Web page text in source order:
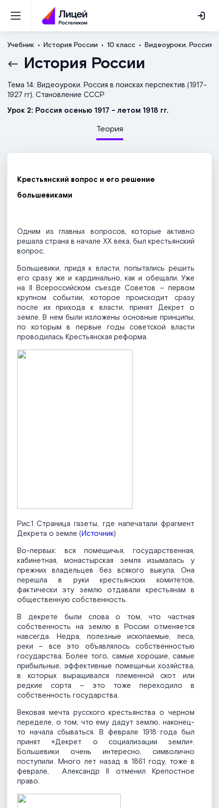
Учебник История России 10 класс Видеоуроки. Россия
История России
Тема 14: Видеоуроки. Россия в поисках перспектив (1917-
1927 гг). Становление СССР
Урок 2: Россия осенью 1917 - летом 1918 гг.
Теория
Крестьянский вопрос и его решение
большевиками
Одним из главных вопросов, которые активно
решала страна в начале XX века, был крестьянский
вопрос.
Большевики, придя к власти, попытались решить
его сразу же и кардинально, как и обещали. Уже
на II Всероссийском съезде Советов – первом
крупном событии, которое происходит сразу
после их прихода к власти, принят Декрет о
земле. В нем были изложены основные принципы,
по которым в первые годы советской власти
проводилась Крестьянская реформа.
Рис.1 Страница газеты, где напечатали фрагмент
Декрета о земле (Источник)
Во-первых: вся помещичья, государственная,
кабинетная, монастырская земля изымалась у
прежних владельцев без всякого выкупа. Она
перешла в руки крестьянских комитетов,
фактически эту землю отдавали крестьянам в
общественную собственность.
В декрете были слова о том, что частная
собственность на землю в России отменяется
навсегда. Недра, полезные ископаемые, леса,
реки – все это объявлялось собственностью
государства. Более того, самые хорошие, самые
прибыльные, эффективные помещичьи хозяйства,
в которых выращивался племенной скот или
редкие сорта – это тоже переходило в
собственность государства.
Вековая мечта русского крестьянства о черном
переделе, о том, что ему дадут землю, наконец-
то начала сбываться. В феврале 1918 года был
принят «Декрет о социализации земли».
Большевики очень интересно, символично
поступили. Много лет назад в 1861 году, тоже в
феврале, Александр II отменил Крепостное
право.